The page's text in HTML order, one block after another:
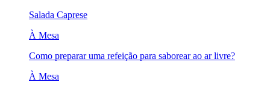
Salada Caprese
À Mesa
Como preparar uma refeição para saborear ao ar livre?
À Mesa